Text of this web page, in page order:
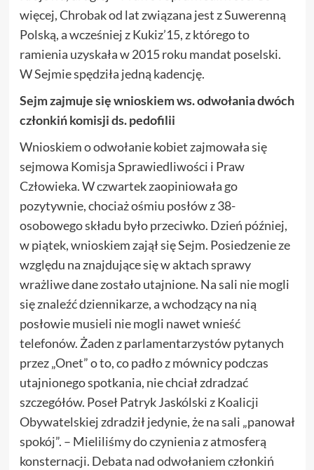
więcej, Chrobak od lat związana jest z Suwerenną
Polską, a wcześniej z Kukiz’15, z którego to
ramienia uzyskała w 2015 roku mandat poselski.
W Sejmie spędziła jedną kadencję.
Sejm zajmuje się wnioskiem ws. odwołania dwóch
członkiń komisji ds. pedofilii
Wnioskiem o odwołanie kobiet zajmowała się
sejmowa Komisja Sprawiedliwości i Praw
Człowieka. W czwartek zaopiniowała go
pozytywnie, chociaż ośmiu posłów z 38-
osobowego składu było przeciwko. Dzień później,
w piątek, wnioskiem zajął się Sejm. Posiedzenie ze
względu na znajdujące się w aktach sprawy
wrażliwe dane zostało utajnione. Na sali nie mogli
się znaleźć dziennikarze, a wchodzący na nią
posłowie musieli nie mogli nawet wnieść
telefonów. Żaden z parlamentarzystów pytanych
przez „Onet” o to, co padło z mównicy podczas
utajnionego spotkania, nie chciał zdradzać
szczegółów. Poseł Patryk Jaskólski z Koalicji
Obywatelskiej zdradził jedynie, że na sali „panował
spokój”. – Mieliliśmy do czynienia z atmosferą
konsternacji. Debata nad odwołaniem członkiń